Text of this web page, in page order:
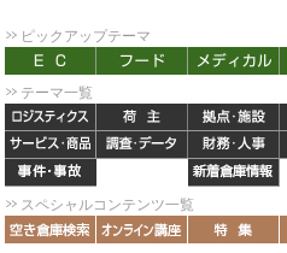
ピックアップテーマ
テーマ一覧
スペシャルコンテンツ一覧